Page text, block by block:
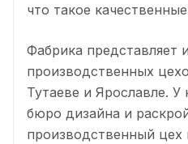
что такое
Фабрика представляет
производственных
Тутаеве и Ярославле. У
бюро дизайна и
производственный цех